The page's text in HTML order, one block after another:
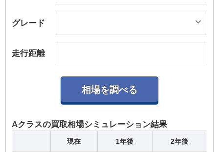
グレード
走行距離
Aクラスの買取相場シミュレーション結果
現在 1年後 2年後